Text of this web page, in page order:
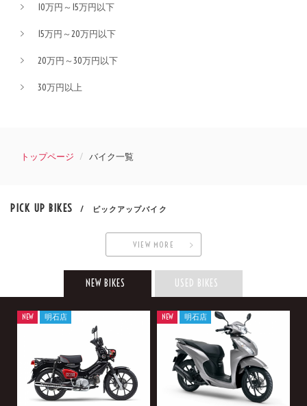
10万円～15万円以下
15万円～20万円以下
20万円～30万円以下
30万円以上
トップページ バイク一覧
PICK UP BIKES / ピックアップバイク
VIEW MORE
NEW BIKES USED BIKES
NEW 明石店 NEW 明石店